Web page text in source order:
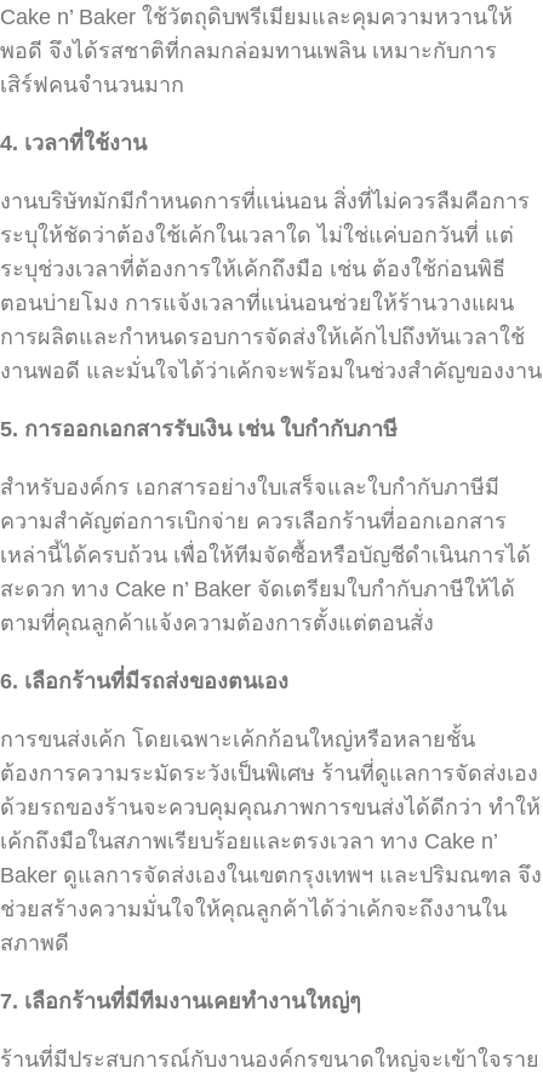
Cake n’ Baker ใช้วัตถุดิบพรีเมียมและคุมความหวานให้
พอดี จึงได้รสชาติที่กลมกล่อมทานเพลิน เหมาะกับการ
เสิร์ฟคนจำนวนมาก
4. เวลาที่ใช้งาน
งานบริษัทมักมีกำหนดการที่แน่นอน สิ่งที่ไม่ควรลืมคือการ
ระบุให้ชัดว่าต้องใช้เค้กในเวลาใด ไม่ใช่แค่บอกวันที่ แต่
ระบุช่วงเวลาที่ต้องการให้เค้กถึงมือ เช่น ต้องใช้ก่อนพิธี
ตอนบ่ายโมง การแจ้งเวลาที่แน่นอนช่วยให้ร้านวางแผน
การผลิตและกำหนดรอบการจัดส่งให้เค้กไปถึงทันเวลาใช้
งานพอดี และมั่นใจได้ว่าเค้กจะพร้อมในช่วงสำคัญของงาน
5. การออกเอกสารรับเงิน เช่น ใบกำกับภาษี
สำหรับองค์กร เอกสารอย่างใบเสร็จและใบกำกับภาษีมี
ความสำคัญต่อการเบิกจ่าย ควรเลือกร้านที่ออกเอกสาร
เหล่านี้ได้ครบถ้วน เพื่อให้ทีมจัดซื้อหรือบัญชีดำเนินการได้
สะดวก ทาง Cake n’ Baker จัดเตรียมใบกำกับภาษีให้ได้
ตามที่คุณลูกค้าแจ้งความต้องการตั้งแต่ตอนสั่ง
6. เลือกร้านที่มีรถส่งของตนเอง
การขนส่งเค้ก โดยเฉพาะเค้กก้อนใหญ่หรือหลายชั้น
ต้องการความระมัดระวังเป็นพิเศษ ร้านที่ดูแลการจัดส่งเอง
ด้วยรถของร้านจะควบคุมคุณภาพการขนส่งได้ดีกว่า ทำให้
เค้กถึงมือในสภาพเรียบร้อยและตรงเวลา ทาง Cake n’
Baker ดูแลการจัดส่งเองในเขตกรุงเทพฯ และปริมณฑล จึง
ช่วยสร้างความมั่นใจให้คุณลูกค้าได้ว่าเค้กจะถึงงานใน
สภาพดี
7. เลือกร้านที่มีทีมงานเคยทำงานใหญ่ๆ
ร้านที่มีประสบการณ์กับงานองค์กรขนาดใหญ่จะเข้าใจราย